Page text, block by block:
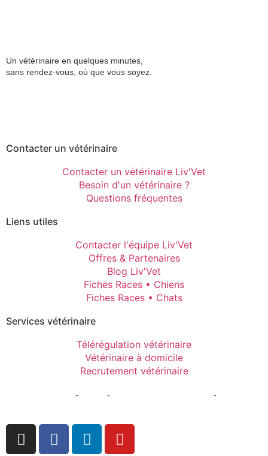
Un vétérinaire en quelques minutes,
sans rendez-vous, où que vous soyez.
Contacter un vétérinaire
Contacter un vétérinaire Liv'Vet
Besoin d'un vétérinaire ?
Questions fréquentes
Liens utiles
Contacter l'équipe Liv'Vet
Offres & Partenaires
Blog Liv'Vet
Fiches Races • Chiens
Fiches Races • Chats
Services vétérinaire
Télérégulation vétérinaire
Vétérinaire à domicile
Recrutement vétérinaire
- - -